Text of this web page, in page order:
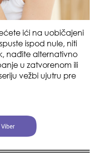
ići na uobičajeni
ispod nule, niti
nađite alternativno
u zatvorenom ili
vežbi ujutru pre